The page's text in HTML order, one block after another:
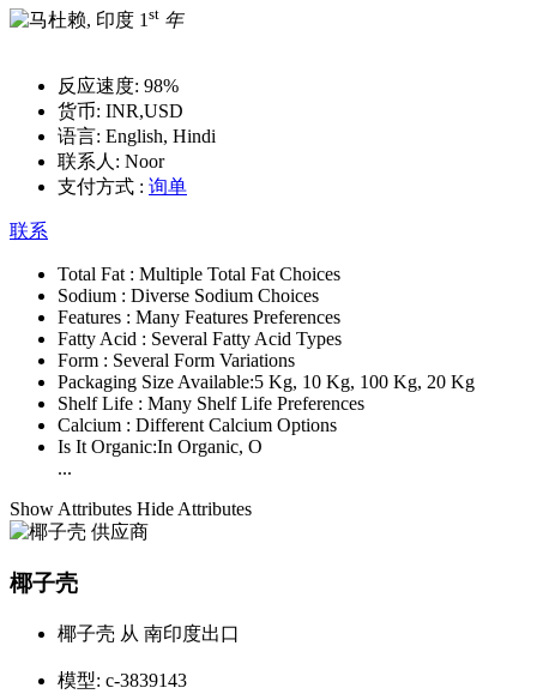
1 st 年
反应速度: 98%
货币: INR,USD
语言: English, Hindi
联系人: Noor
支付方式 : 询单
联系
Total Fat : Multiple Total Fat Choices
Sodium : Diverse Sodium Choices
Features : Many Features Preferences
Fatty Acid : Several Fatty Acid Types
Form : Several Form Variations
Packaging Size Available:5 Kg, 10 Kg, 100 Kg, 20 Kg
Shelf Life : Many Shelf Life Preferences
Calcium : Different Calcium Options
Is It Organic:In Organic, O
...
Show Attributes Hide Attributes
椰子壳
椰子壳 从 南印度出口
模型: c-3839143